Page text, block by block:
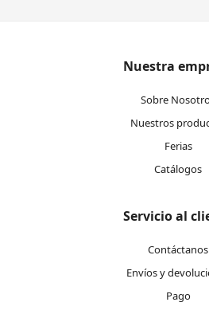
Nuestra
Sobre
Nuestros
Ferias
Catálogos
Servicio al
Contáctanos
Envíos y
Pago